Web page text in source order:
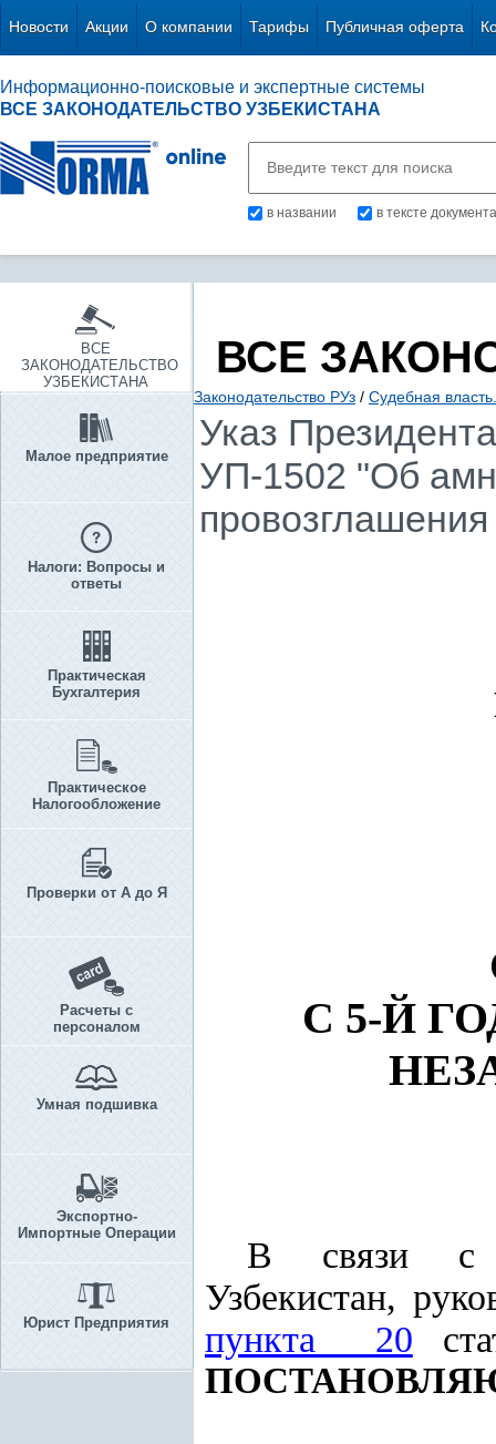
Новости Акции О компании Тарифы Публичная оферта
Информационно-поисковые и экспертные системы
ВСЕ ЗАКОНОДАТЕЛЬСТВО УЗБЕКИСТАНА
в названии в тексте документа
ВСЕ
ЗАКОНОДАТЕЛЬСТВО
УЗБЕКИСТАНА
Малое предприятие
Налоги: Вопросы и
ответы
Практическая
Бухгалтерия
Практическое
Налогообложение
Проверки от А до Я
Расчеты с
персоналом
Умная подшивка
Экспортно-
Импортные Операции
Юрист Предприятия
ВСЕ
Законодательство РУз / Судебная
Указ
УП-1502 "Об
С 5-Й
В связи с
Узбекистан,
пункта 20